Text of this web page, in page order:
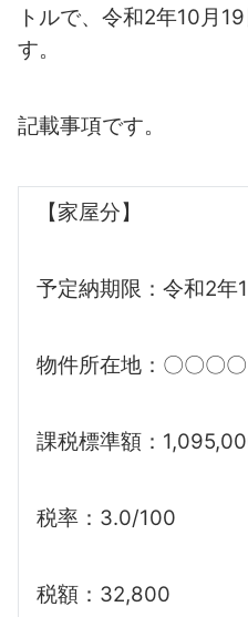
トルで、令和2年10月
す。
記載事項です。
【家屋分】
予定納期限：令和2年
物件所在地：〇〇〇〇
課税標準額：
税率：3.0/100
税額：32,800